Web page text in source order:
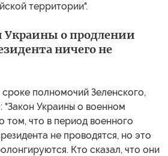
территории".
Украины о продлении
ничего не
полномочий Зеленского,
"Закон Украины о военном
том, что в период военного
не проводятся, но это
Кто сказал, что они